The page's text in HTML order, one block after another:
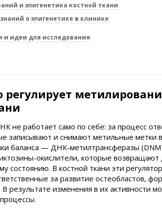
и эпигенетика костной ткани
о эпигенетике в клинике
и идеи для исследования
регулирует
не работает само по себе: за процесс
записывают и снимают метильные метки
баланса — ДНК-метилтрансферазы
окислители, которые
состоянию. В костной ткани эти
за развитие остеобластов,
результате изменения в их активности